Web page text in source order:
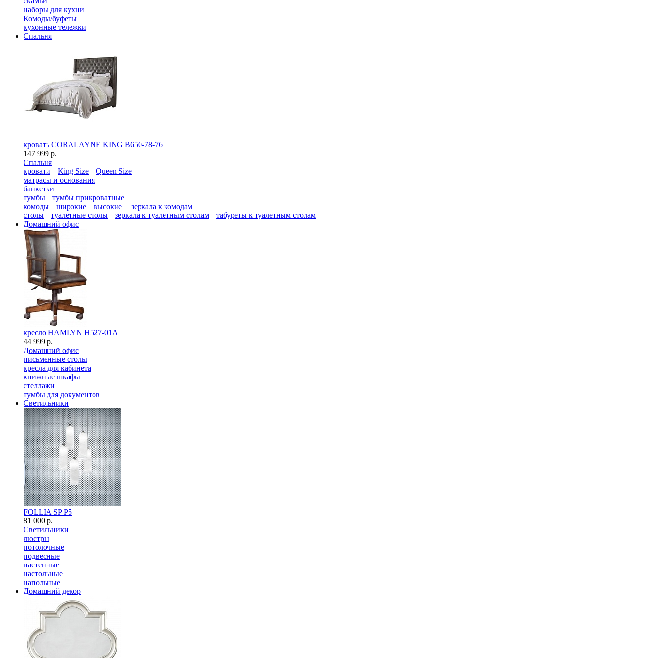
наборы для кухни
Комоды/буфеты
кухонные тележки
Спальня
кровать CORALAYNE KING B650-78-76
147 999 р.
Спальня
кровати
King Size
Queen Size
матрасы и основания
банкетки
тумбы
тумбы прикроватные
комоды
широкие высокие
зеркала к комодам
столы
туалетные столы зеркала к туалетным столам
табуреты к туалетным столам
Домашний офис
кресло HAMLYN H527-01A
44 999 р.
Домашний офис
письменные столы
кресла для кабинета
книжные шкафы
стеллажи
тумбы для документов
Светильники
FOLLIA SP P5
81 000 р.
Светильники
люстры
потолочные
подвесные
настенные
настольные
напольные
Домашний декор